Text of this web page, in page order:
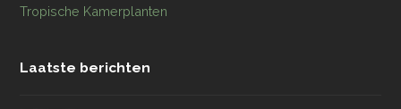
Tropische Kamerplanten
Laatste berichten